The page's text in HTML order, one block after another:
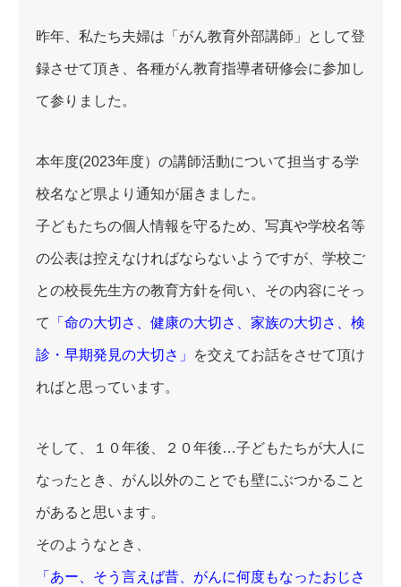
昨年、私たち夫婦は「がん教育外部講師」として登
録させて頂き、各種がん教育指導者研修会に参加し
て参りました。
本年度(2023年度）の講師活動について担当する学
校名など県より通知が届きました。
子どもたちの個人情報を守るため、写真や学校名等
の公表は控えなければならないようですが、学校ご
との校長先生方の教育方針を伺い、その内容にそっ
て 「命の大切さ、健康の大切さ、家族の大切さ、検
診・早期発見の大切さ」 を交えてお話をさせて頂け
ればと思っています。
そして、１０年後、２０年後…子どもたちが大人に
なったとき、がん以外のことでも壁にぶつかること
があると思います。
そのようなとき、
「あー、そう言えば昔、がんに何度もなったおじさ